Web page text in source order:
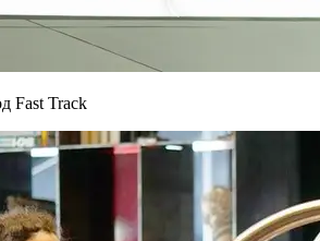
Fast Track